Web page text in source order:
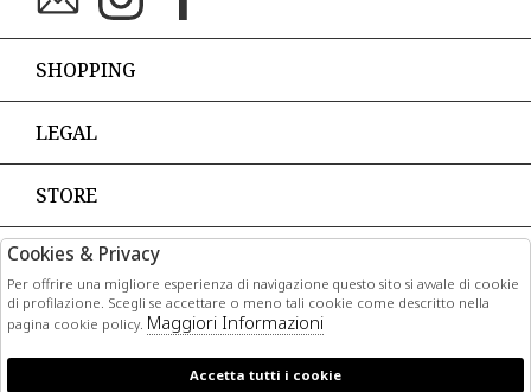
SHOPPING
LEGAL
STORE
PAGAMENTI
Cookies & Privacy
Per offrire una migliore esperienza di navigazione questo sito si avvale di cookie
di profilazione. Scegli se accettare o meno tali cookie come descritto nella
pagina cookie policy. Maggiori Informazioni
Accetta tutti i cookie